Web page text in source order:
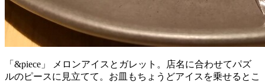
「&piece」 メロンアイスとガレット。店名に合わせてパズ
ルのピースに見立てて。お皿もちょうどアイスを乗せるとこ